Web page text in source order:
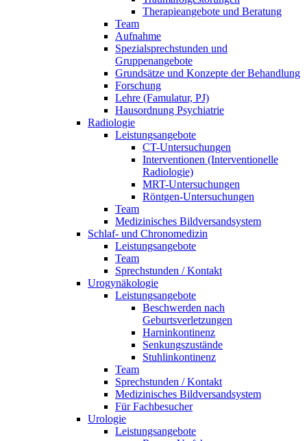
Therapieangebote und Beratung
Team
Aufnahme
Spezialsprechstunden und
Gruppenangebote
Grundsätze und Konzepte der Behandlung
Forschung
Lehre (Famulatur, PJ)
Hausordnung Psychiatrie
Radiologie
Leistungsangebote
CT-Untersuchungen
Interventionen (Interventionelle
Radiologie)
MRT-Untersuchungen
Röntgen-Untersuchungen
Team
Medizinisches Bildversandsystem
Schlaf- und Chronomedizin
Leistungsangebote
Team
Sprechstunden / Kontakt
Urogynäkologie
Leistungsangebote
Beschwerden nach
Geburtsverletzungen
Harninkontinenz
Senkungszustände
Stuhlinkontinenz
Team
Sprechstunden / Kontakt
Medizinisches Bildversandsystem
Für Fachbesucher
Urologie
Leistungsangebote